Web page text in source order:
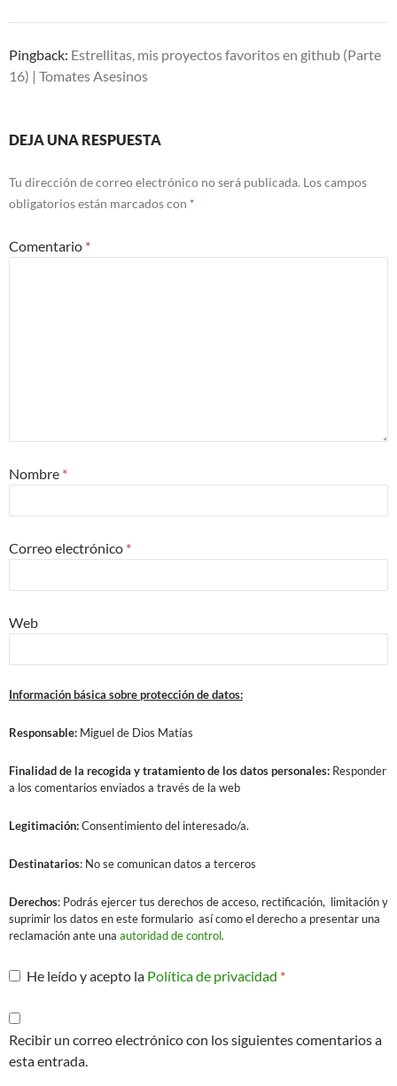
Pingback: Estrellitas, mis proyectos favoritos en github (Parte
16) | Tomates Asesinos
DEJA UNA RESPUESTA
Tu dirección de correo electrónico no será publicada. Los campos
obligatorios están marcados con *
Comentario *
Nombre *
Correo electrónico *
Web
Información básica sobre protección de datos:
Responsable: Miguel de Dios Matías
Finalidadde la recogida y tratamiento de los datos personales: Responder
a los comentarios enviados a través de la web
Legitimación:Consentimiento del interesado/a.
Destinatarios: No se comunican datos a terceros
Derechos: Podrás ejercer tus derechos de acceso, rectificación, limitación y
suprimir los datos en este formulario así como el derecho a presentar una
reclamación ante una autoridad de control.
He leído y acepto la Política de privacidad *
Recibir un correo electrónico con los siguientes comentarios a
esta entrada.